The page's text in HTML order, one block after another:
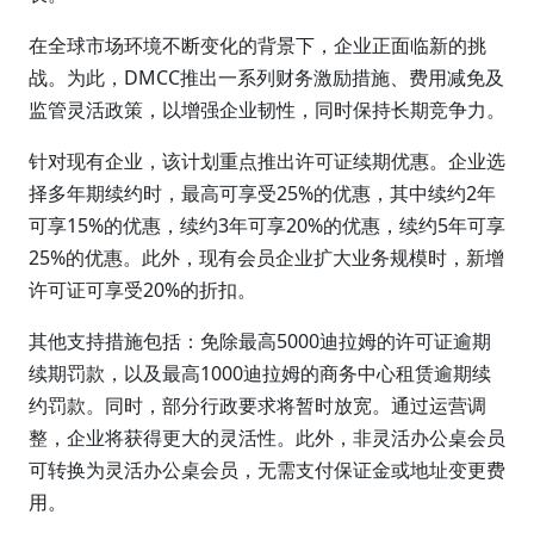
在全球市场环境不断变化的背景下，企业正面临新的挑
战。为此，DMCC推出一系列财务激励措施、费用减免及
监管灵活政策，以增强企业韧性，同时保持长期竞争力。
针对现有企业，该计划重点推出许可证续期优惠。企业选
择多年期续约时，最高可享受25%的优惠，其中续约2年
可享15%的优惠，续约3年可享20%的优惠，续约5年可享
25%的优惠。此外，现有会员企业扩大业务规模时，新增
许可证可享受20%的折扣。
其他支持措施包括：免除最高5000迪拉姆的许可证逾期
续期罚款，以及最高1000迪拉姆的商务中心租赁逾期续
约罚款。同时，部分行政要求将暂时放宽。通过运营调
整，企业将获得更大的灵活性。此外，非灵活办公桌会员
可转换为灵活办公桌会员，无需支付保证金或地址变更费
用。